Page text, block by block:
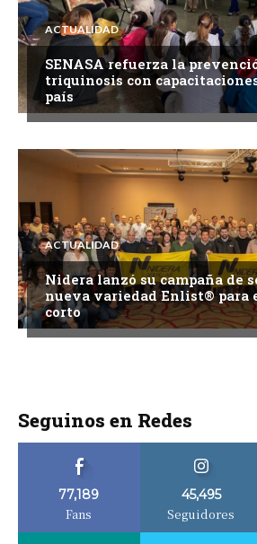
ACTUALIDAD
SENASA refuerza la
triquinosis con
país
ACTUALIDAD
Nidera lanzó su campaña de
nueva variedad Enlist® para
corto
Seguinos en Redes
77,189
Fans
45,495
Seguidores